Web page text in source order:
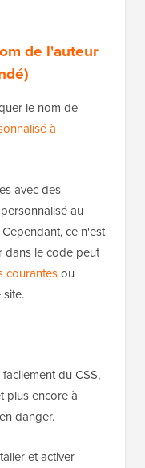
de l'auteur
le nom de
à
avec des
au
ce n'est
dans le code peut
courantesou
du CSS,
plus encore à
danger.
et activer